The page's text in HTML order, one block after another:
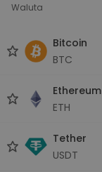
Waluta
Bitcoin
BTC
Ethereum
ETH
Tether
USDT